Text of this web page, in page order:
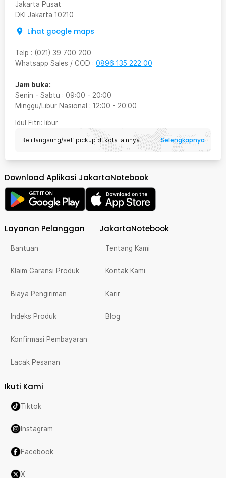
Jakarta Pusat
DKI Jakarta 10210
Lihat google maps
Telp : (021) 39 700 200
Whatsapp Sales / COD : 0896 135 222 00
Jam buka:
Senin - Sabtu : 09:00 - 20:00
Minggu/Libur Nasional : 12:00 - 20:00
Idul Fitri: libur
Beli langsung/self pickup di kota lainnya Selengkapnya
Download Aplikasi JakartaNotebook
Layanan Pelanggan
Bantuan
Klaim Garansi Produk
Biaya Pengiriman
Indeks Produk
Konfirmasi Pembayaran
Lacak Pesanan
JakartaNotebook
Tentang Kami
Kontak Kami
Karir
Blog
Ikuti Kami
Tiktok
Instagram
Facebook
X